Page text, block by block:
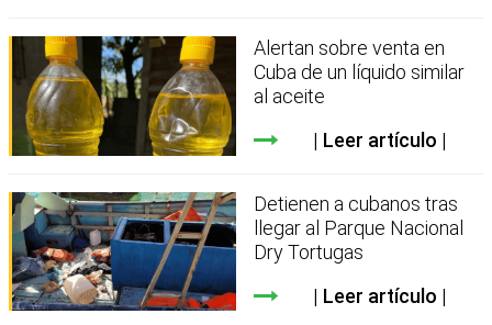
Alertan sobre venta en
Cuba de un líquido similar
al aceite
Leer artículo
Detienen a cubanos tras
llegar al Parque Nacional
Dry Tortugas
Leer artículo